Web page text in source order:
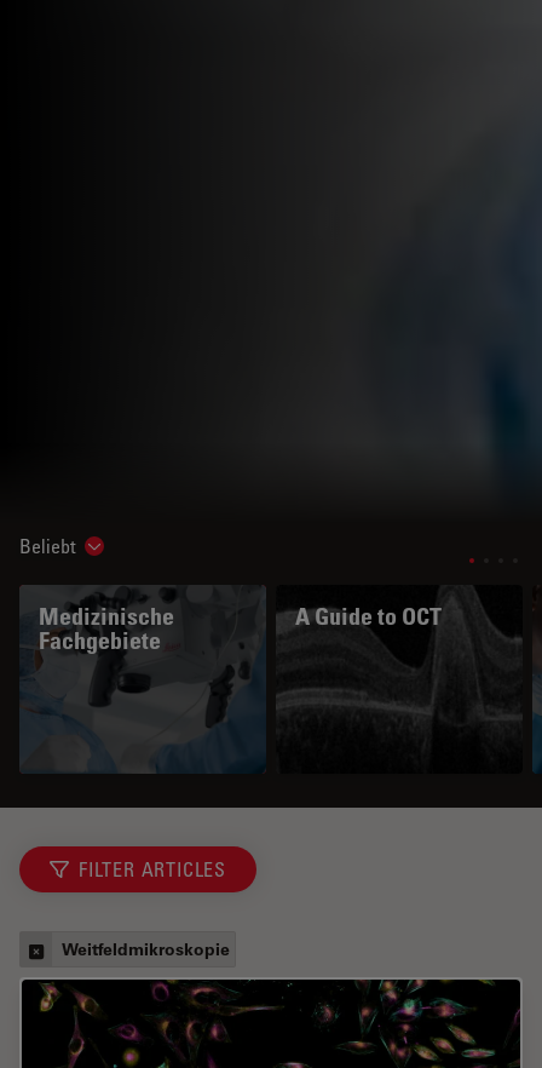
Beliebt Show subnavigation
Medizinische
Fachgebiete
A Guide to OCT
FILTER ARTICLES
Weitfeldmikroskopie